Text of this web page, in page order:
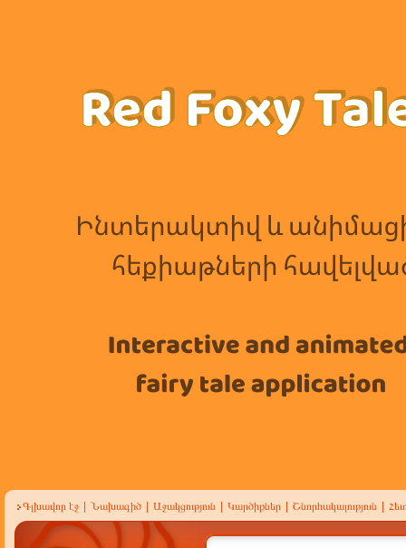
Գլխավոր էջ Նախագիծ Աջակցություն Կարծիքներ Շնորհակալություն